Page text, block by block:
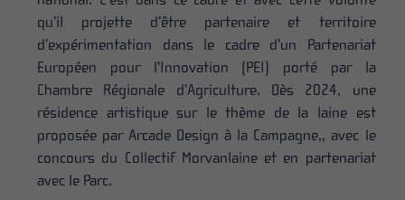
qu’il projette d’être partenaire et territoire
d’expérimentation dans le cadre d’un Partenariat
Européen pour l’Innovation (PEI) porté par la
Chambre Régionale d’Agriculture. Dès 2024, une
résidence artistique sur le thème de la laine est
proposée par Arcade Design à la Campagne,, avec le
concours du Collectif Morvanlaine et en partenariat
avec le Parc.